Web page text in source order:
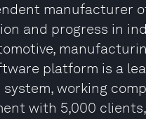
manufacturer
and progress in
platform is a
working
with 5,000 clients,